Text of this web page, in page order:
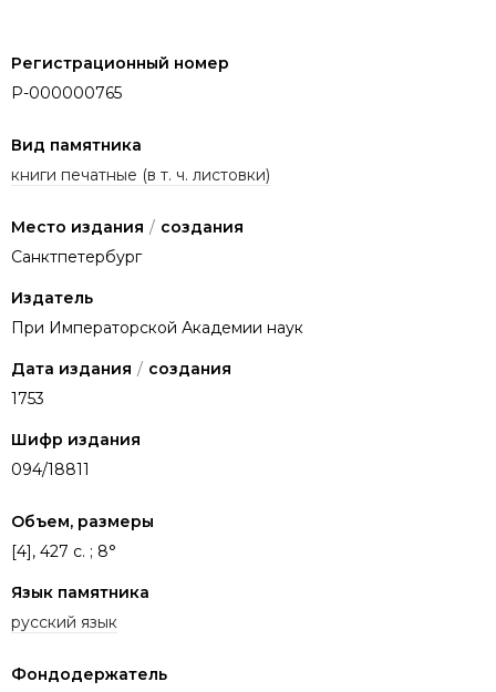
Регистрационный номер
P-000000765
Вид памятника
книги печатные (в т. ч. листовки)
Место издания / создания
Санктпетербург
Издатель
При Императорской Академии наук
Дата издания / создания
1753
Шифр издания
094/18811
Объем, размеры
[4], 427 с. ; 8°
Язык памятника
русский язык
Фондодержатель